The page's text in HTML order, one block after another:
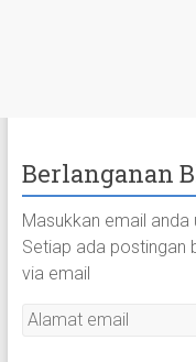
Berlanganan
Masukkan email anda
Setiap ada postingan
via email
A